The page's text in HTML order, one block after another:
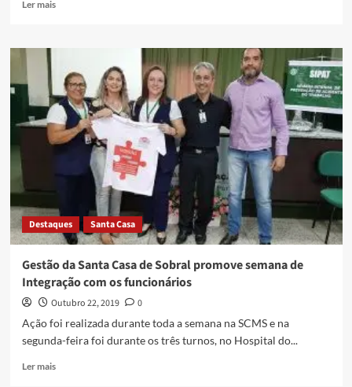
Ler mais
Destaques Santa Casa
Gestão da Santa Casa de Sobral promove semana de
Integração com os funcionários
Outubro 22, 2019
0
Ação foi realizada durante toda a semana na SCMS e na
segunda-feira foi durante os três turnos, no Hospital do...
Ler mais